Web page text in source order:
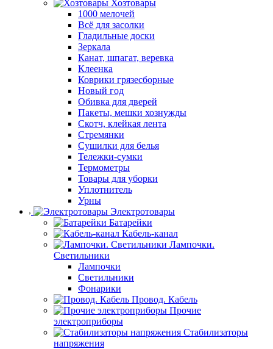
Хозтовары
1000 мелочей
Всё для засолки
Гладильные доски
Зеркала
Канат, шпагат, веревка
Клеенка
Коврики грязесборные
Новый год
Обивка для дверей
Пакеты, мешки хознужды
Скотч, клейкая лента
Стремянки
Сушилки для белья
Тележки-сумки
Термометры
Товары для уборки
Уплотнитель
Урны
Электротовары
Батарейки
Кабель-канал
Лампочки.
Светильники
Лампочки
Светильники
Фонарики
Провод. Кабель
Прочие
электроприборы
Стабилизаторы
напряжения